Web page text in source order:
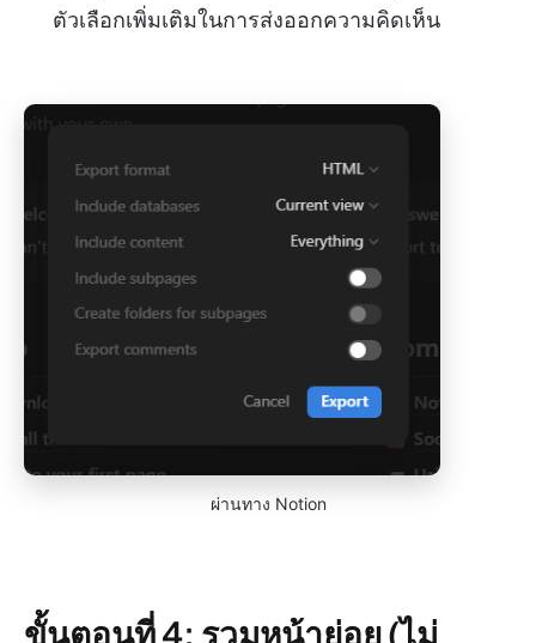
ตัวเลือกเพิ่มเติมในการส่งออกความคิดเห็น
ผ่านทาง Notion
ขั้นตอนที่ 4: รวมหน้าย่อย (ไม่